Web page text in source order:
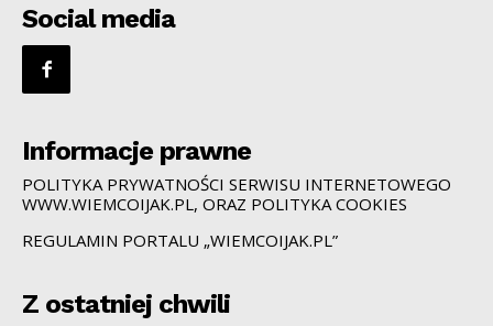
Social media
Informacje prawne
POLITYKA PRYWATNOŚCI SERWISU INTERNETOWEGO
WWW.WIEMCOIJAK.PL, ORAZ POLITYKA COOKIES
REGULAMIN PORTALU „WIEMCOIJAK.PL”
Z ostatniej chwili